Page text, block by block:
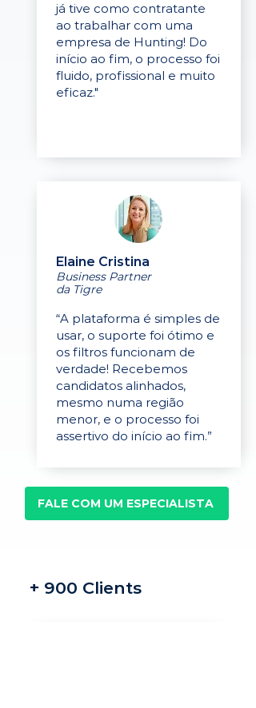
já tive como contratante
ao trabalhar com uma
empresa de Hunting! Do
início ao fim, o processo foi
fluido, profissional e muito
eficaz."
Elaine Cristina
Business Partner
da Tigre
“A plataforma é simples de
usar, o suporte foi ótimo e
os filtros funcionam de
verdade! Recebemos
candidatos alinhados,
mesmo numa região
menor, e o processo foi
assertivo do início ao fim.”
FALE COM UM ESPECIALISTA
+ 900 Clients